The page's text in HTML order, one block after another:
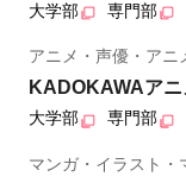
大学部 専門部
アニメ・声優・アニ
KADOKAWAア
大学部 専門部
マンガ・イラスト・